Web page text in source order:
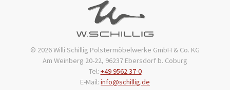
© 2026 Willi Schillig Polstermöbelwerke GmbH & Co. KG
Am Weinberg 20-22, 96237 Ebersdorf b. Coburg
Tel: +49 9562 37-0
E-Mail: info@schillig.de